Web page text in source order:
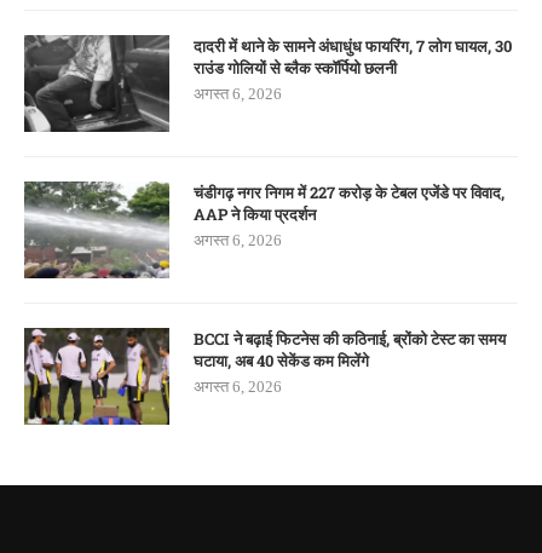
दादरी में थाने के सामने अंधाधुंध फायरिंग, 7 लोग घायल, 30
राउंड गोलियों से ब्लैक स्कॉर्पियो छलनी
अगस्त 6, 2026
चंडीगढ़ नगर निगम में 227 करोड़ के टेबल एजेंडे पर विवाद,
AAP ने किया प्रदर्शन
अगस्त 6, 2026
BCCI ने बढ़ाई फिटनेस की कठिनाई, ब्रोंको टेस्ट का समय
घटाया, अब 40 सेकेंड कम मिलेंगे
अगस्त 6, 2026